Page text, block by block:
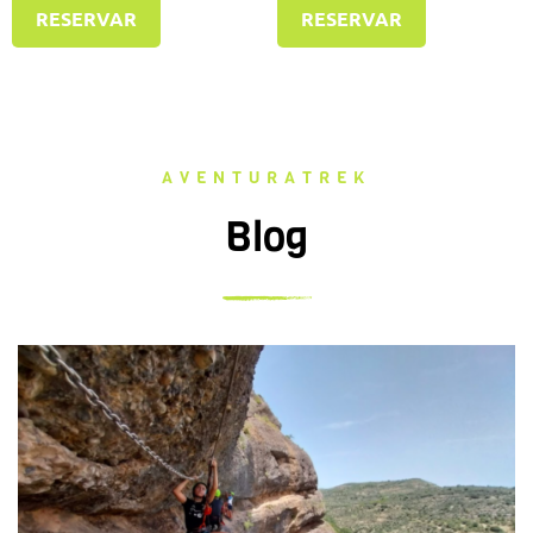
RESERVAR RESERVAR
AVENTURATREK
Blog